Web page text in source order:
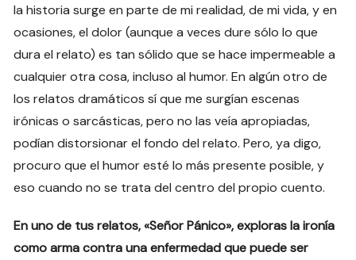
la historia surge en parte de mi realidad, de mi vida, y en
ocasiones, el dolor (aunque a veces dure sólo lo que
dura el relato) es tan sólido que se hace impermeable a
cualquier otra cosa, incluso al humor. En algún otro de
los relatos dramáticos sí que me surgían escenas
irónicas o sarcásticas, pero no las veía apropiadas,
podían distorsionar el fondo del relato. Pero, ya digo,
procuro que el humor esté lo más presente posible, y
eso cuando no se trata del centro del propio cuento.
En uno de tus relatos, «Señor Pánico», exploras la ironía
como arma contra una enfermedad que puede ser